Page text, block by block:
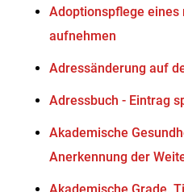
Adoptionspflege
aufnehmen
Adressänderung auf
Adressbuch - Eintrag
Akademische
Anerkennung der